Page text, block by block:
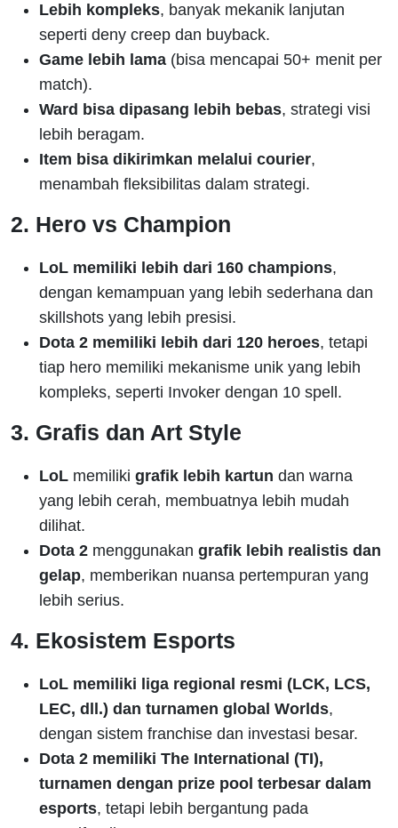
Lebih kompleks, banyak mekanik lanjutan
seperti deny creep dan buyback.
Game lebih lama (bisa mencapai 50+ menit per
match).
Ward bisa dipasang lebih bebas, strategi visi
lebih beragam.
Item bisa dikirimkan melalui courier,
menambah fleksibilitas dalam strategi.
2. Hero vs Champion
LoL memiliki lebih dari 160 champions,
dengan kemampuan yang lebih sederhana dan
skillshots yang lebih presisi.
Dota 2 memiliki lebih dari 120 heroes, tetapi
tiap hero memiliki mekanisme unik yang lebih
kompleks, seperti Invoker dengan 10 spell.
3. Grafis dan Art Style
LoL memiliki grafik lebih kartun dan warna
yang lebih cerah, membuatnya lebih mudah
dilihat.
Dota 2 menggunakan grafik lebih realistis dan
gelap, memberikan nuansa pertempuran yang
lebih serius.
4. Ekosistem Esports
LoL memiliki liga regional resmi (LCK, LCS,
LEC, dll.) dan turnamen global Worlds,
dengan sistem franchise dan investasi besar.
Dota 2 memiliki The International (TI),
turnamen dengan prize pool terbesar dalam
esports, tetapi lebih bergantung pada